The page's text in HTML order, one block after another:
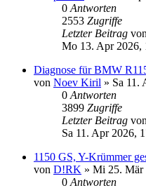
0 Antworten
2553 Zugriffe
Letzter Beitrag von
Mo 13. Apr 2026,
Diagnose für BMW
von Noev Kiril » Sa 11.
0 Antworten
3899 Zugriffe
Letzter Beitrag von
Sa 11. Apr 2026,
1150 GS, Y-Krümmer
von D!RK » Mi 25. Mär
0 Antworten